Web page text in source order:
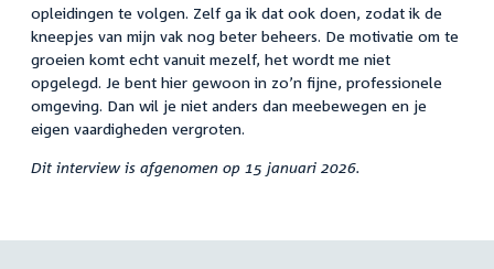
opleidingen te volgen. Zelf ga ik dat ook doen, zodat ik de
kneepjes van mijn vak nog beter beheers. De motivatie om te
groeien komt echt vanuit mezelf, het wordt me niet
opgelegd. Je bent hier gewoon in zo’n fijne, professionele
omgeving. Dan wil je niet anders dan meebewegen en je
eigen vaardigheden vergroten.
Dit interview is afgenomen op 15 januari 2026.